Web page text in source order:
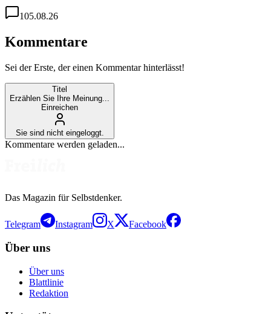
105.08.26
Kommentare
Sei der Erste, der einen Kommentar hinterlässt!
Titel
Erzählen Sie Ihre Meinung...
Einreichen
Sie sind nicht eingeloggt.
Kommentare werden geladen...
Das Magazin für Selbstdenker.
Telegram Instagram X Facebook
Über uns
Über uns
Blattlinie
Redaktion